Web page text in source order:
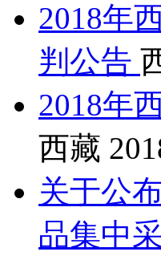
2018年
判公告
2018年
西藏
关于公
品集中